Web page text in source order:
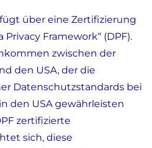
über eine Zertifizierung
Privacy Framework“ (DPF).
zwischen der
den USA, der die
Datenschutzstandards bei
den USA gewährleisten
zertifizierte
sich, diese